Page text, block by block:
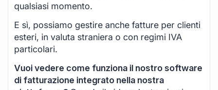
qualsiasi momento.
E sì, possiamo gestire anche fatture per clienti
esteri, in valuta straniera o con regimi IVA
particolari.
Vuoi vedere come funziona il nostro software
di fatturazione integrato nella nostra